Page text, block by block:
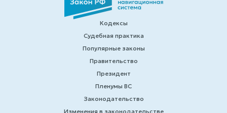
Кодексы
Судебная практика
Популярные законы
Правительство
Президент
Пленумы ВС
Законодательство
Изменения в законодательстве